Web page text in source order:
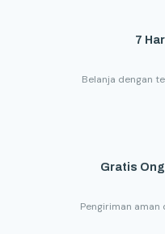
7
Belanja dengan
Gratis
Pengiriman aman